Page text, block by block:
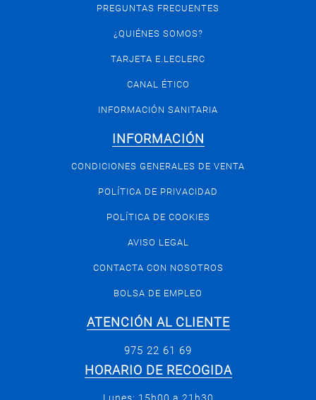
PREGUNTAS FRECUENTES
¿QUIÉNES SOMOS?
TARJETA E.LECLERC
CANAL ÉTICO
INFORMACIÓN SANITARIA
INFORMACIÓN
CONDICIONES GENERALES DE VENTA
POLÍTICA DE PRIVACIDAD
POLÍTICA DE COOKIES
AVISO LEGAL
CONTACTA CON NOSOTROS
BOLSA DE EMPLEO
ATENCIÓN AL CLIENTE
975 22 61 69
HORARIO DE RECOGIDA